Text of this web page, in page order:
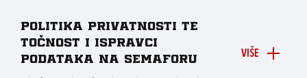
VIŠE
Politika privatnosti te
točnost i ispravci
podataka na Semaforu